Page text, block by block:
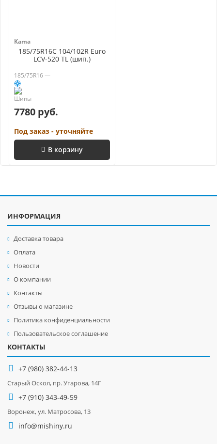
Kama
185/75R16C 104/102R Euro
LCV-520 TL (шип.)
185/75R16 —
7780 руб.
Под заказ - уточняйте
В корзину
ИНФОРМАЦИЯ
Доставка товара
Оплата
Новости
О компании
Контакты
Отзывы о магазине
Политика конфиденциальности
Пользовательское соглашение
КОНТАКТЫ
+7 (980) 382-44-13
Старый Оскол, пр. Угарова, 14Г
+7 (910) 343-49-59
Воронеж, ул. Матросова, 13
info@mishiny.ru